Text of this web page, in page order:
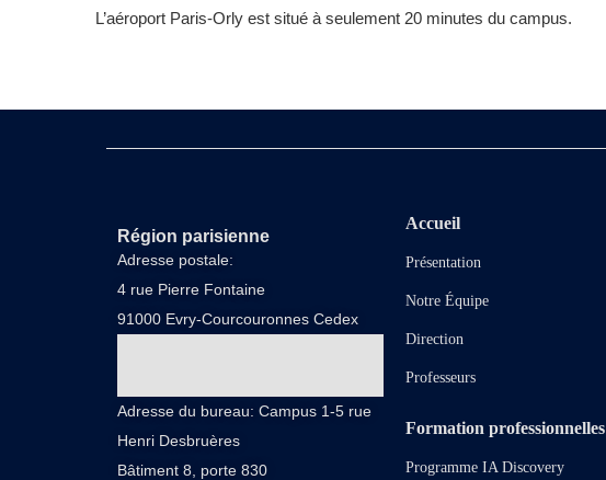
L’aéroport Paris-Orly est situé à seulement 20 minutes du campus.
Région parisienne
Adresse postale:
4 rue Pierre Fontaine
91000 Evry-Courcouronnes Cedex
Adresse du bureau: Campus 1-5 rue
Henri Desbruères
Bâtiment 8, porte 830
Accueil
Présentation
Notre Équipe
Direction
Professeurs
Formation professionnelles
Programme IA Discovery